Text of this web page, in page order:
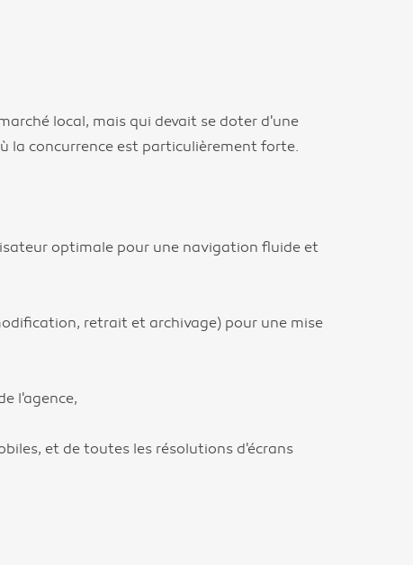
local, mais qui devait se doter d'une
la concurrence est particulièrement forte.
optimale pour une navigation fluide et
retrait et archivage) pour une mise
l'agence,
et de toutes les résolutions d'écrans